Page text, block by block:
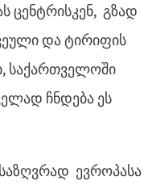
ცენტრისკენ, გზად
და ტირიფის
საქართველოში
ჩნდება ეს
ევროპასა